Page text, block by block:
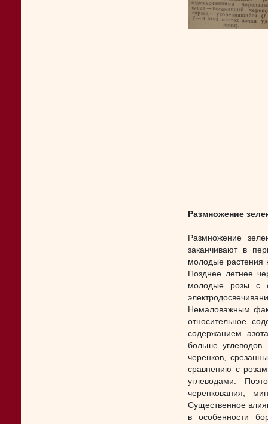
Размножение
Размножение
заканчивают в
молодые растения
Позднее летнее
молодые розы с
Немаловажным
относительное
содержанием
больше
черенков,
сравнению с
углеводами.
черенкования,
Существенное
в особенности